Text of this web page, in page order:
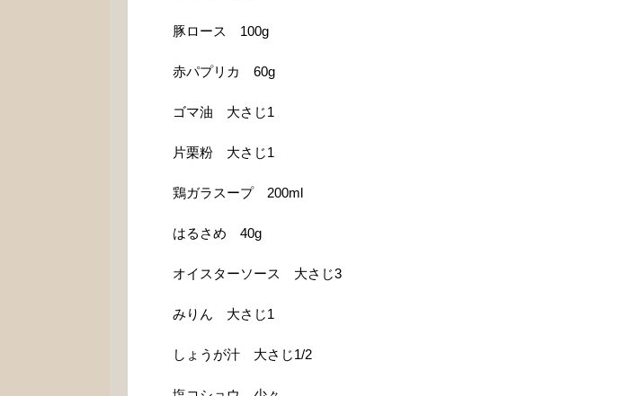
豚ロース 100g
赤パプリカ 60g
ゴマ油 大さじ1
片栗粉 大さじ1
鶏ガラスープ 200ml
はるさめ 40g
オイスターソース 大さじ3
みりん 大さじ1
しょうが汁 大さじ1/2